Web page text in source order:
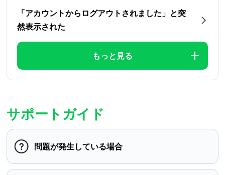
「アカウントからログアウトされました」と突
然表示された
もっと見る
サポートガイド
問題が発生している場合